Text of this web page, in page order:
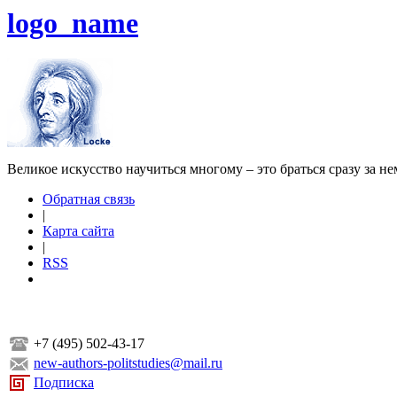
logo_name
Великое искусство научиться многому – это браться сразу за
Обратная связь
|
Карта сайта
|
RSS
+7 (495) 502-43-17
new-authors-politstudies@mail.ru
Подписка